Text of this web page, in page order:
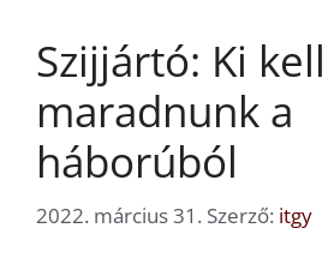
Szijjártó: Ki kell
maradnunk a
háborúból
2022. március 31. Szerző: itgy